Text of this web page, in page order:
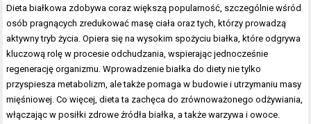
Dieta białkowa zdobywa coraz większą popularność, szczególnie wśród
osób pragnących zredukować masę ciała oraz tych, którzy prowadzą
aktywny tryb życia. Opiera się na wysokim spożyciu białka, które odgrywa
kluczową rolę w procesie odchudzania, wspierając jednocześnie
regenerację organizmu. Wprowadzenie białka do diety nie tylko
przyspiesza metabolizm, ale także pomaga w budowie i utrzymaniu masy
mięśniowej. Co więcej, dieta ta zachęca do zrównoważonego odżywiania,
włączając w posiłki zdrowe źródła białka, a także warzywa i owoce.